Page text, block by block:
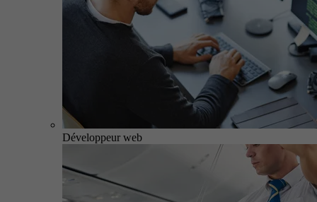
Développeur web